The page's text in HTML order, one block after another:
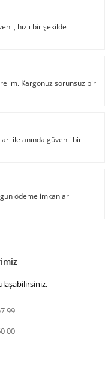
hızlı bir şekilde
Kargonuz sorunsuz bir
ile anında güvenli bir
ödeme imkanları
99
00